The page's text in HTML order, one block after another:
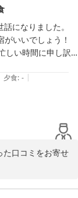
になりました。
いいでしょう！
しい時間に申し訳
対応されて夕食準
翌日の朝食の時間
れてました。助か
屋の人の話し声や
大きなゴミ箱が
(30分単位)。私は
夕食: - |
た口コミをお寄せ
きましてもご感想